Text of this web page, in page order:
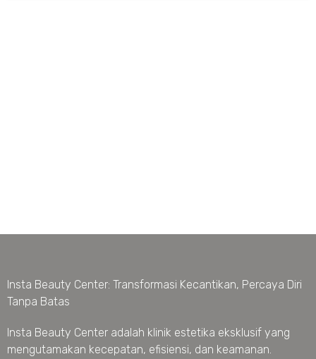
Insta Beauty Center: Transformasi Kecantikan, Percaya Diri
Tanpa Batas
Insta Beauty Center adalah klinik estetika eksklusif yang
mengutamakan kecepatan, efisiensi, dan keamanan.